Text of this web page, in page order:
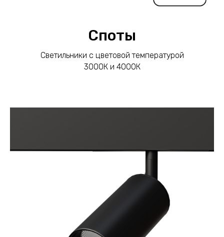
Споты
Светильники с цветовой температурой
3000К и 4000К